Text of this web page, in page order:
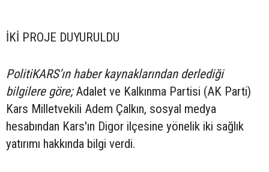
İKİ PROJE DUYURULDU
PolitiKARS’ın haber kaynaklarından derlediği
bilgilere göre;Adalet ve Kalkınma Partisi (AK Parti)
Kars Milletvekili Adem Çalkın, sosyal medya
hesabından Kars'ın Digor ilçesine yönelik iki sağlık
yatırımı hakkında bilgi verdi.